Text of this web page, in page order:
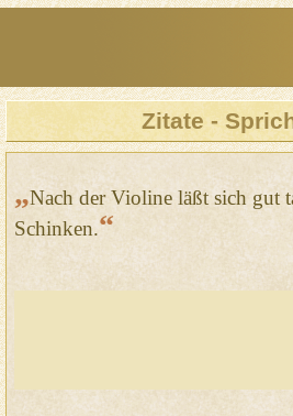
Zitate -
„Nach der Violine läßt sich gut
Schinken.“